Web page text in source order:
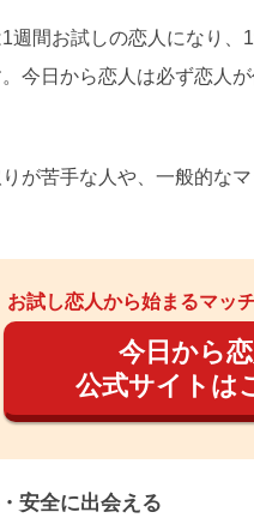
週間お試しの恋人になり
今日から恋人は必ず恋人
が苦手な人や、一般的な
お試し恋人から始まるマッ
今日から
公式サイトは
安全に出会える